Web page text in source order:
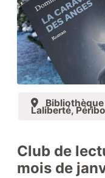
Contactez-
Laliberté,
Club de
mois de